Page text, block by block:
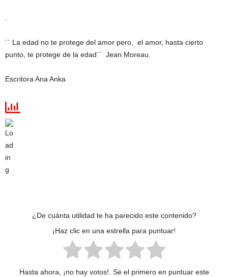
´´ La edad no te protege del amor pero, el amor, hasta cierto
punto, te protege de la edad´´ Jean Moreau.
Escritora Ana Anka
¿De cuánta utilidad te ha parecido este contenido?
¡Haz clic en una estrella para puntuar!
Hasta ahora, ¡no hay votos!. Sé el primero en puntuar este